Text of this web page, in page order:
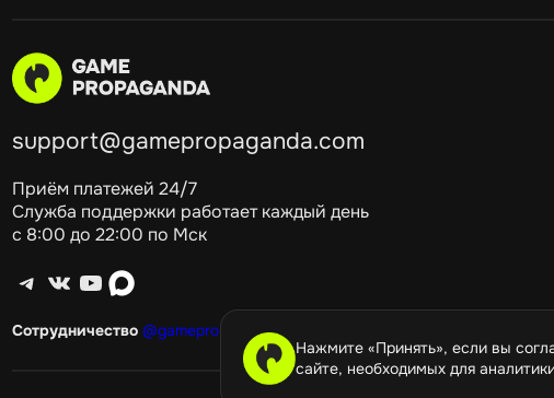
Нажмите «Принять», если вы
сайте, необходимых для
support@gamepropaganda.com
Приём платежей 24/7
Служба поддержки работает каждый день
с 8:00 до 22:00 по Мск
Telegram ВКонтакте YouTube max
Сотрудничество @gamepropagandagang